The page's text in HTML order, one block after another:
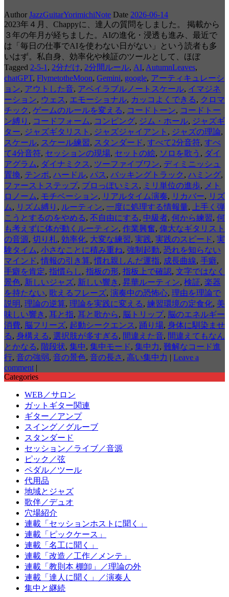
Author JazzGuitarYorimichiNote Date 2026-06-14
2023年４月、Chappyに、達人の質問をしました。 掲載から
３年の年月が経ちました。AIの進化・浸透も進み、最近で
は「毎日の仕事でAIを使わない日がない」という読者も多
いはず。私自身、効率化や検証のツールとして、ほぼ
Tagged 2-5-1 , 2分だけ, 2分間ルール, AI, AutumnLeaves,
chatGPT, FlymetotheMoon, Gemini, google, アーティキュレーシ
ョン, アウトした音, アベイラブルノートスケール, イマジネ
ーション, ウェス , エモーショナル, カッコよくできる, クロマ
チック , ゲームのルールを変える, コードトーン, コードトー
ン縛り , コードフォーム, コンピング, ジム・ホール, ジャズギ
ター, ジャズギタリスト , ジャズジャイアント , ジャズの理論,
スケール, スケール練習, スタンダード, すべて2分音符, すべ
て4分音符, セッションの現場, セットの絵, ソロを歌う , ダイ
アグラム, ダイナミクス , ツーファイブワン, ディミニッシュ
置換, テンポ, ハードル, パス , バッキングトラック , ハミング,
ファーストステップ, プロっぽいミス , ミリ単位の進歩, メト
ロノーム, モチベーション, リアルタイム演奏, リカバー, リズ
ム, リズム縛り , ルーティン, 一度に処理する情報量,
上手く弾
こうとするのをやめる, 不自由にする, 中級者, 何から練習, 何
も考えずに体が動くルーティン, 作業興奮, 偉大なギタリスト
の音源, 切り札, 効率化, 大変な練習, 実践, 実践のスピード, 実
験タイム, 小さなことに積み重ね, 強制起動, 恐れを知らない
マインド,情報の引き算,慣れ親しんだ運指, 成長曲線, 手癖,
手癖を肯定, 指慣らし, 指板の形, 指板上で確認, 文字ではなく
景色, 新しいジャズ, 新しい響き , 昇華ルーティン, 検証, 楽器
を持たない, 歌えるフレーズ, 演奏中の恐怖心, 理由を理論で
説明, 理論の逆算, 理論を実践に変える, 練習環境の定食化, 美
味しい響き , 耳と指, 耳と歌から, 脳トリップ, 脳のエネルギー
消費, 脳フリーズ, 起動シークエンス , 踊り場, 身体に馴染ませ
る, 身構える, 選択肢が多すぎる, 間違えた音, 間違えてもなん
とかなる, 階段状, 集中, 集中モード, 集中力, 難解なコード進
行, 音の強弱, 音の景色, 音の長さ , 高い集中力 | Leave a
comment |
Categories
WEB／サロン
ガットギター関連
ギター／アンプ
スイング／グルーブ
スタンダード
セッション／ライブ／音源
ピック／弦
ペダル／ツール
代用品
地域とジャズ
歌伴／デュオ
穴場紹介
連載「セッションホストに聞く」
連載「ピックケース」
連載「名工に聞く」
連載「改造／工作／メンテ」
連載「教則本 棚卸」／理論の外
連載「達人に聞く」／演奏人
集中と継続